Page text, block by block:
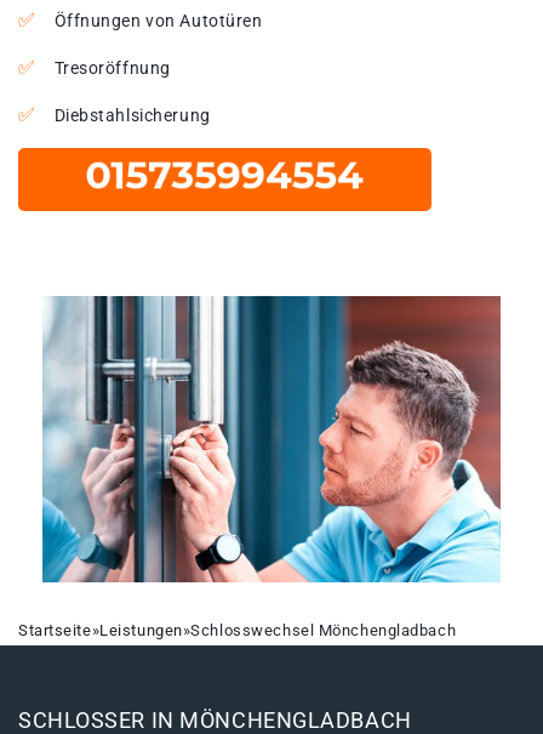
Öffnungen von Autotüren
Tresoröffnung
Diebstahlsicherung
Startseite»Leistungen»Schlosswechsel Mönchengladbach
SCHLOSSER IN MÖNCHENGLADBACH